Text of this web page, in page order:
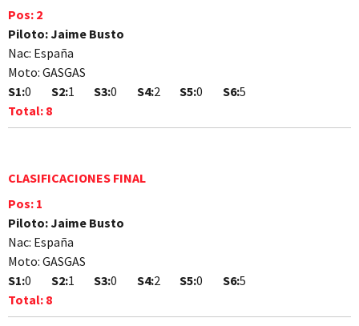
Pos: 2
Piloto:Jaime Busto
Nac: España
Moto: GASGAS
S1:0 S2:1 S3:0 S4:2 S5:0 S6:5
Total: 8
CLASIFICACIONES FINAL
Pos: 1
Piloto:Jaime Busto
Nac: España
Moto: GASGAS
S1:0 S2:1 S3:0 S4:2 S5:0 S6:5
Total: 8